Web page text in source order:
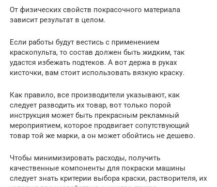
От физических свойств покрасочного материала
зависит результат в целом.
Если работы будут вестись с применением
краскопульта, то состав должен быть жидким, так
удастся избежать подтеков. А вот держа в руках
кисточки, вам стоит использовать вязкую краску.
Как правило, все производители указывают, как
следует разводить их товар, вот только порой
инструкция может быть прекрасным рекламный
мероприятием, которое продвигает сопутствующий
товар той же марки, а он может обойтись не дешево.
Чтобы минимизировать расходы, получить
качественные компоненты для покраски машины
следует знать критерии выбора краски, растворителя, их